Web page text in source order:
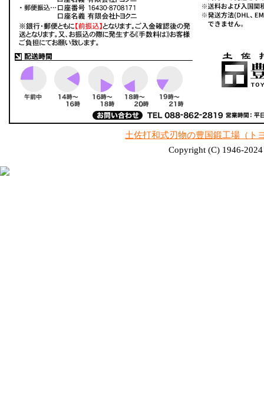
土佐打和式刃物の豊国鍛工場（ト
Copyright (C) 1946-